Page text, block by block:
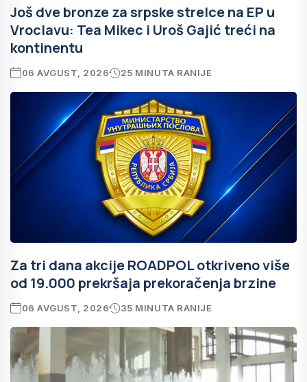
Još dve bronze za srpske strelce na EP u
Vroclavu: Tea Mikec i Uroš Gajić treći na
kontinentu
06 AVGUST, 2026 25 MINUTA RANIJE
Za tri dana akcije ROADPOL otkriveno više
od 19.000 prekršaja prekoračenja brzine
06 AVGUST, 2026 35 MINUTA RANIJE